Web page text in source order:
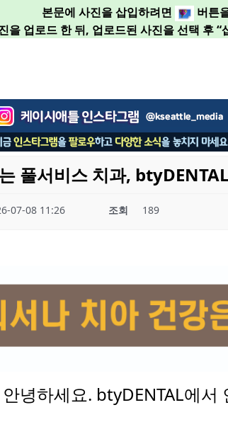
본문에 사진을 삽입하려면
버튼
을 업로드 한 뒤, 업로드된 사진을 선택 후 “
풀서비스 치과, btyDENTAL
07-08 11:26 조회 189
안녕하세요. btyDENTAL에서